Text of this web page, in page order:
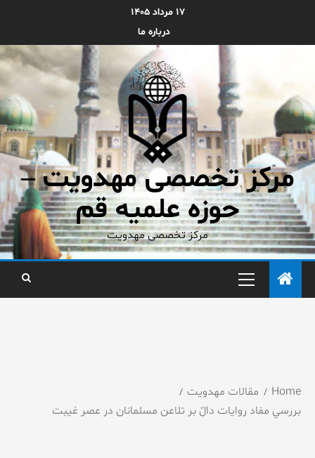
۱۷ مرداد ۱۴۰۵
درباره ما
مرکز تخصصی مهدویت –
حوزه علمیه قم
مرکز تخصصی مهدویت
Home
مقالات مهدویت
بررسي مفاد روايات دالّ بر تلاعن مسلمانان در عصر غيبت